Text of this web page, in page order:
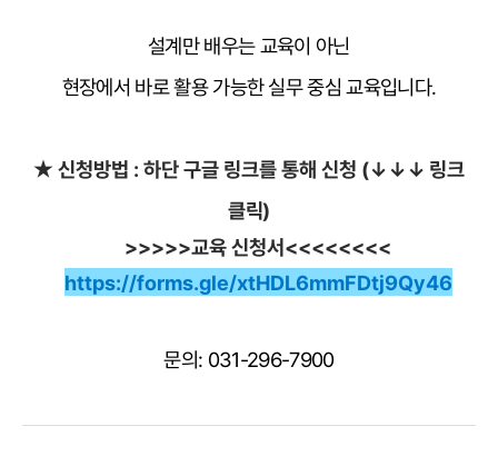
설계만 배우는 교육이 아닌
현장에서 바로 활용 가능한 실무 중심 교육입니다.
★ 신청방법 : 하단 구글 링크를 통해 신청 (↓ ↓ ↓ 링크
클릭)
>>>>>교육 신청서<<<<<<<<
https://forms.gle/xtHDL6mmFDtj9Qy46
문의: 031-296-7900